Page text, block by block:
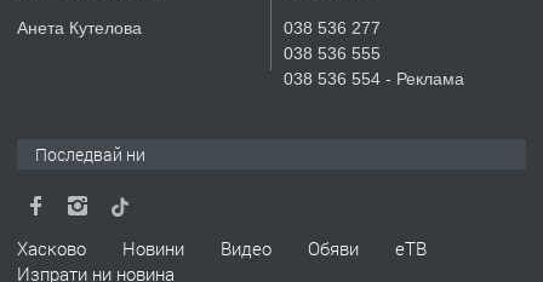
НАПЪЛНО ОБЗАВЕДЕН И
Анета Кутелова
038 536 277
038 536 555
038 536 554 - Реклама
Последвай ни
Хасково Новини Видео Обяви
еТВ
Изпрати ни новина